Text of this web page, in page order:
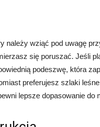
należy wziąć pod uwagę
się poruszać. Jeśli
podeszwę, która
preferujesz szlaki
lepsze dopasowanie do